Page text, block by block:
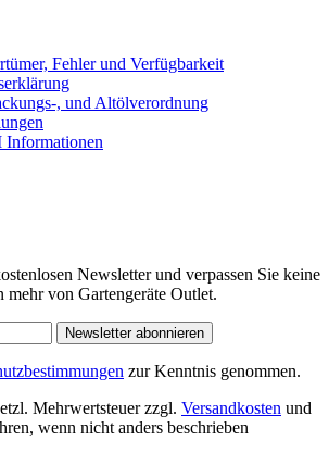
Fehler und Verfügbarkeit
, und Altölverordnung
Informationen
Newsletter und verpassen Sie keine
von Gartengeräte Outlet.
Newsletter abonnieren
zur Kenntnis genommen.
Mehrwertsteuer zzgl. Versandkosten und
wenn nicht anders beschrieben